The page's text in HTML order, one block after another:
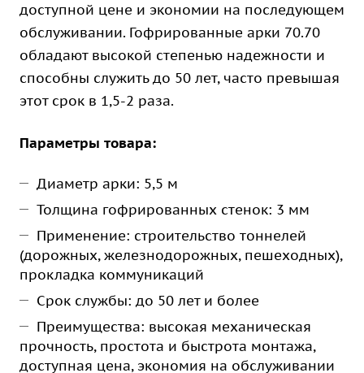
доступной цене и экономии на последующем
обслуживании. Гофрированные арки 70.70
обладают высокой степенью надежности и
способны служить до 50 лет, часто превышая
этот срок в 1,5-2 раза.
Параметры товара:
Диаметр арки: 5,5 м
Толщина гофрированных стенок: 3 мм
Применение: строительство тоннелей
(дорожных, железнодорожных, пешеходных),
прокладка коммуникаций
Срок службы: до 50 лет и более
Преимущества: высокая механическая
прочность, простота и быстрота монтажа,
доступная цена, экономия на обслуживании